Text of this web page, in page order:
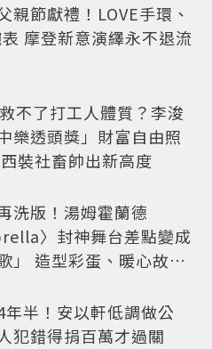
親節獻禮！LOVE手環、
摩登新意演繹永不退流
不了打工人體質？李浚
樂透頭獎」財富自由照
裝社畜帥出新高度
洗版！湯姆霍蘭德
〉封神舞台差點變成
」 造型彩蛋、暖心故事
年半！安以軒低調做公
錯得捐百萬才過關